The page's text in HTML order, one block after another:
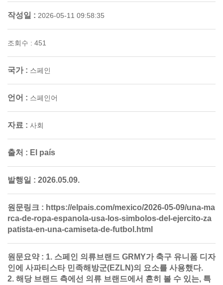
작성일 : 2026-05-11 09:58:35
조회수 : 451
국가 : 스페인
언어 : 스페인어
자료 : 사회
출처 : El país
발행일 : 2026.05.09.
원문링크 : https://elpais.com/mexico/2026-05-09/una-ma
rca-de-ropa-espanola-usa-los-simbolos-del-ejercito-za
patista-en-una-camiseta-de-futbol.html
원문요약 : 1. 스페인 의류브랜드 GRMY가 축구 유니폼 디자
인에 사파티스타 민족해방군(EZLN)의 요소를 사용했다.
2. 해당 브랜드 측에선 의류 브랜드에서 흔히 볼 수 있는, 특